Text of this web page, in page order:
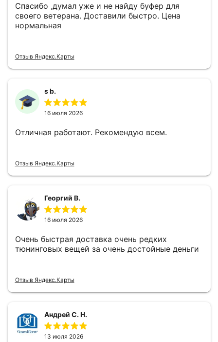
Спасибо ,думал уже и не найду буфер для
своего ветерана. Доставили быстро. Цена
нормальная
Отзыв Яндекс.Карты
s b.
16 июля 2026
Отличная работают. Рекомендую всем.
Отзыв Яндекс.Карты
Георгий В.
16 июля 2026
Очень быстрая доставка очень редких
тюнинговых вещей за очень достойные деньги
Отзыв Яндекс.Карты
Андрей С. Н.
13 июля 2026